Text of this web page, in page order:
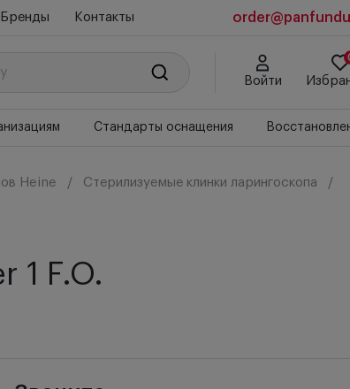
Бренды Контакты
Войти
Стандарты оснащения
Heine Стерилизуемые клинки ларингоскопа
1 F.O.